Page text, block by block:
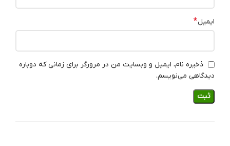
ایمیل*
ذخیره نام، ایمیل و وبسایت من در مرورگر برای زمانی که دوباره
دیدگاهی می‌نویسم.